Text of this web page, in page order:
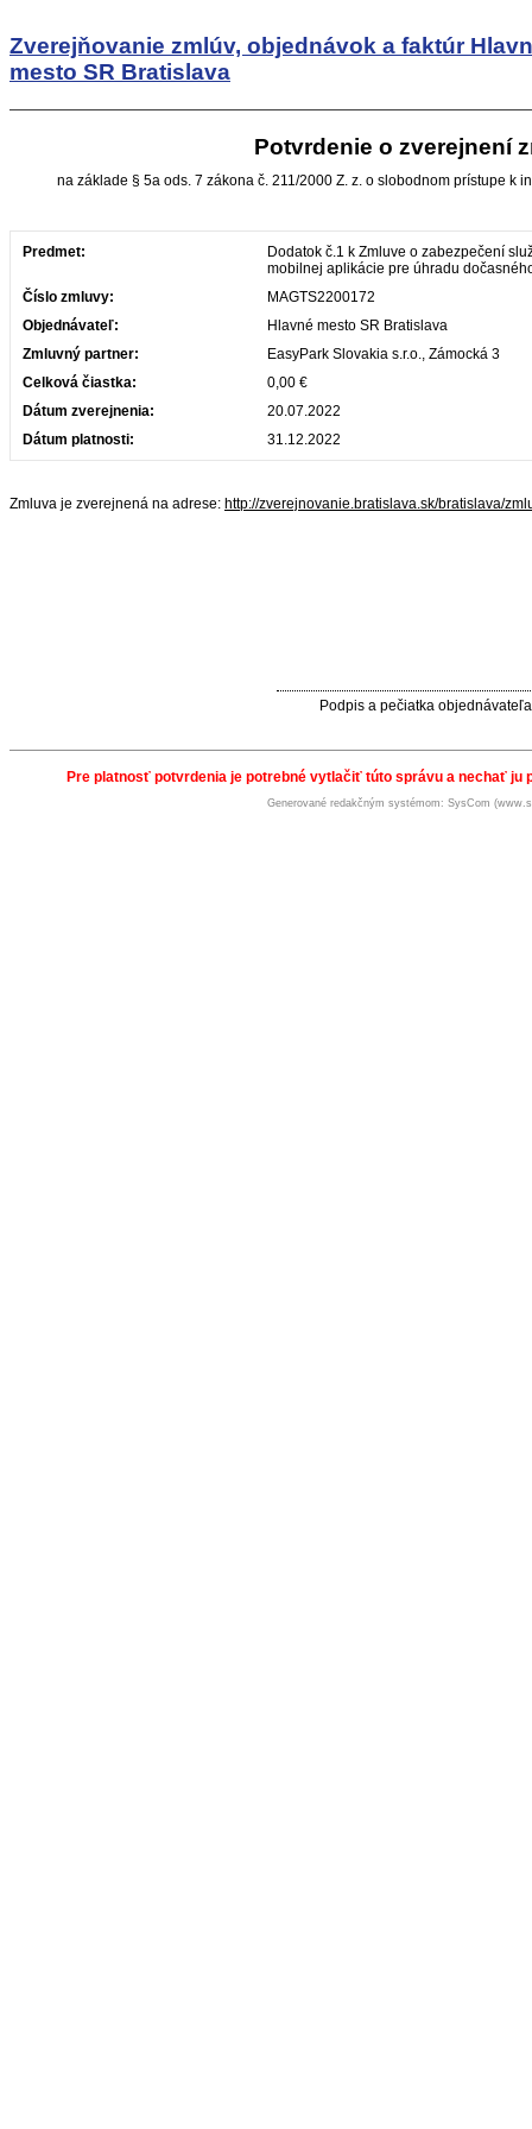
Zverejňovanie zmlúv, objednávok a faktúr
mesto SR Bratislava
Potvrdenie o zverejnení
na základe § 5a ods. 7 zákona č. 211/2000 Z. z. o slobodnom prístupe k
Predmet:
Dodatok č.1 k Zmluve o zabezpečení
mobilnej aplikácie pre úhradu
Číslo zmluvy:
MAGTS2200172
Objednávateľ:
Hlavné mesto SR Bratislava
Zmluvný partner:
EasyPark Slovakia s.r.o., Zámocká 3
Celková čiastka:
0,00 €
Dátum zverejnenia:
20.07.2022
Dátum platnosti:
31.12.2022
Zmluva je zverejnená na adrese: http://zverejnovanie.bratislava.sk/bratislava/
Podpis a pečiatka objednávateľa
Pre platnosť potvrdenia je potrebné vytlačiť túto správu a nechať ju
Generované redakčným systémom: SysCom